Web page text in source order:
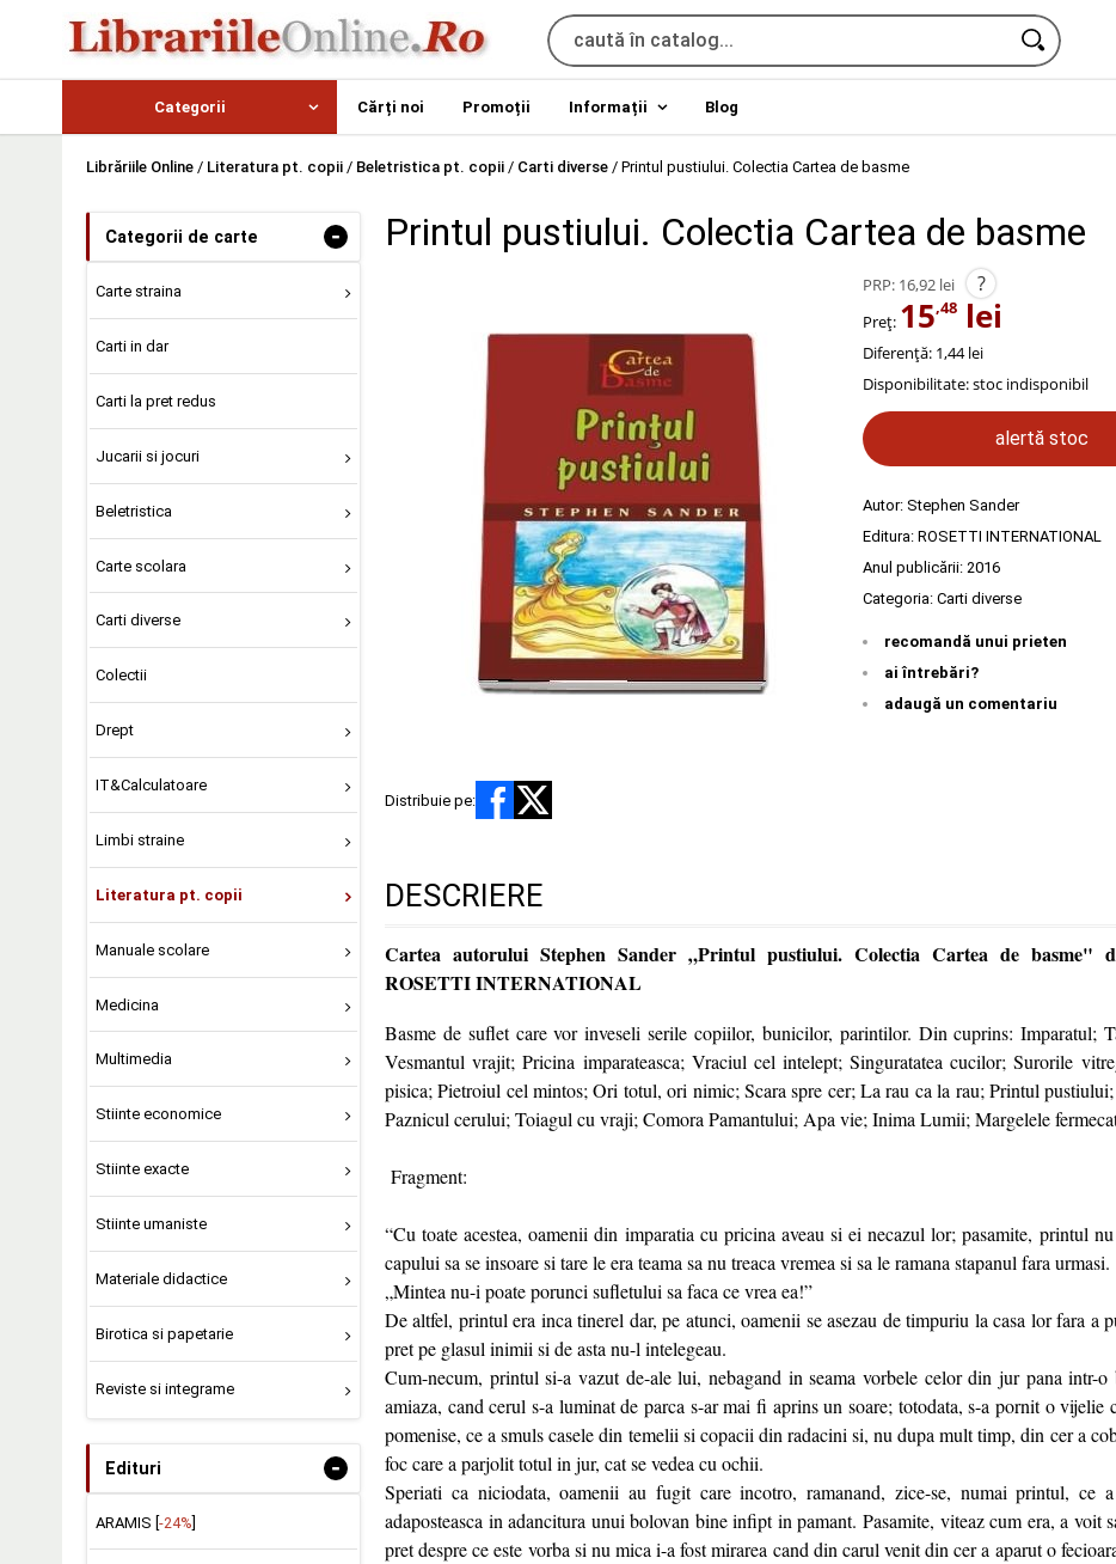
Categorii Cărți noi Promoții Informații Blog
Librăriile Online / Literatura pt. copii / Beletristica pt. copii / Carti diverse / Printul pustiului. Colectia Cartea de basme
Categorii de carte -
Carte straina
Carti in dar
Carti la pret redus
Jucarii si jocuri
Beletristica
Carte scolara
Carti diverse
Colectii
Drept
IT&Calculatoare
Limbi straine
Literatura pt. copii
Manuale scolare
Medicina
Multimedia
Stiinte economice
Stiinte exacte
Stiinte umaniste
Materiale didactice
Birotica si papetarie
Reviste si integrame
Edituri -
ARAMIS [-24%]
Printul pustiului. Colectia Cartea de basme
PRP: 16,92 lei ?
Preț: 15,48 lei
Diferență: 1,44 lei
Disponibilitate:stoc indisponibil
alertă stoc
Autor: Stephen Sander
Editura: ROSETTI INTERNATIONAL
Anul publicării: 2016
Categoria: Carti diverse
recomandă unui prieten
ai întrebări?
adaugă un comentariu
Distribuie pe:
DESCRIERE
Cartea autorului Stephen Sander „Printul pustiului. Colectia Cartea de basme"
ROSETTI INTERNATIONAL
Basme de suflet care vor inveseli serile copiilor, bunicilor, parintilor. Din cuprins: Imparatul;
Vesmantul vrajit; Pricina imparateasca; Vraciul cel intelept; Singuratatea cucilor; Surorile
pisica; Pietroiul cel mintos; Ori totul, ori nimic; Scara spre cer; La rau ca la rau; Printul
Paznicul cerului; Toiagul cu vraji; Comora Pamantului; Apa vie; Inima Lumii; Margelele
Fragment:
“Cu toate acestea, oamenii din imparatia cu pricina aveau si ei necazul lor; pasamite, printul
capului sa se insoare si tare le era teama sa nu treaca vremea si sa le ramana stapanul fara urmasi.
„Mintea nu-i poate porunci sufletului sa faca ce vrea ea!”
De altfel, printul era inca tinerel dar, pe atunci, oamenii se asezau de timpuriu la casa lor fara a
pret pe glasul inimii si de asta nu-l intelegeau.
Cum-necum, printul si-a vazut de-ale lui, nebagand in seama vorbele celor din jur pana intr-
amiaza, cand cerul s-a luminat de parca s-ar mai fi aprins un soare; totodata, s-a pornit o vijelie
pomenise, ce a smuls casele din temelii si copacii din radacini si, nu dupa mult timp, din cer a
foc care a parjolit totul in jur, cat se vedea cu ochii.
Speriati ca niciodata, oamenii au fugit care incotro, ramanand, zice-se, numai printul, ce
adaposteasca in adancitura unui bolovan bine infipt in pamant. Pasamite, viteaz cum era, a voit
pret despre ce este vorba si nu mica i-a fost mirarea cand din carul venit din cer a aparut o